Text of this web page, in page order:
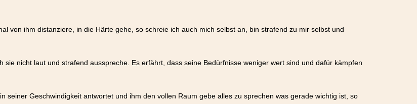
von ihm distanziere, in die Härte gehe, so schreie ich auch mich selbst an, bin strafend zu mir selbst und
nicht laut und strafend ausspreche. Es erfährt, dass seine Bedürfnisse weniger wert sind und dafür kämpfen
seiner Geschwindigkeit antwortet und ihm den vollen Raum gebe alles zu sprechen was gerade wichtig ist, so